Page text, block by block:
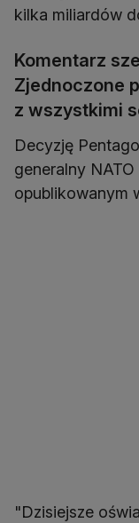
kilka miliardów
Komentarz
Zjednoczone
z wszystkimi
Decyzję
generalny NATO
opublikowanym
"Dzisiejsze